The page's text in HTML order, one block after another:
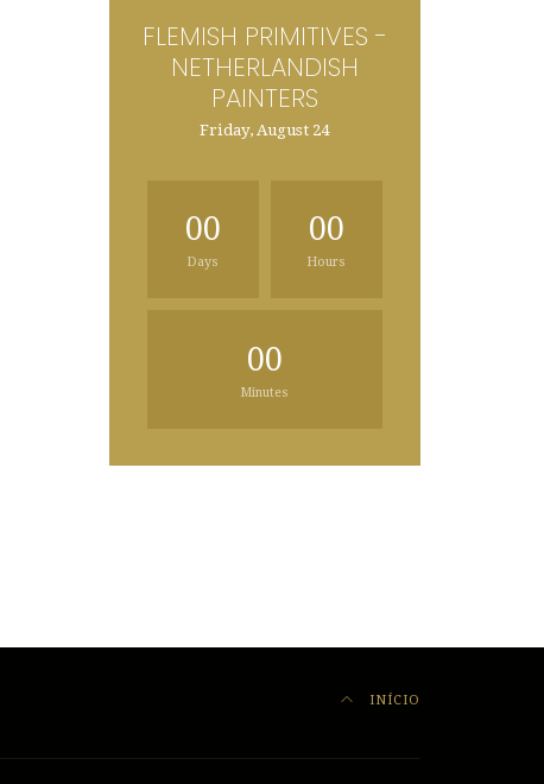
FLEMISH PRIMITIVES -
NETHERLANDISH
PAINTERS
Friday, August 24
00
Days
00
Hours
00
Minutes
INÍCIO